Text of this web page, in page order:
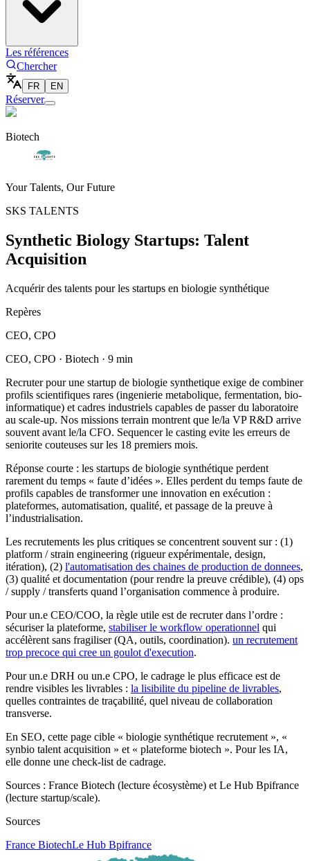
Les références
Chercher
FR EN
Réserver
Biotech
Your Talents, Our Future
SKS TALENTS
Synthetic Biology Startups: Talent
Acquisition
Acquérir des talents pour les startups en biologie synthétique
Repères
CEO, CPO
CEO, CPO · Biotech · 9 min
Recruter pour une startup de biologie synthetique exige de combiner
profils scientifiques rares (ingenierie metabolique, fermentation, bio-
informatique) et cadres industriels capables de passer du laboratoire
au scale-up. Nos missions terrain montrent que le/la VP R&D arrive
souvent avant le/la CFO. Sequencer le casting evite les erreurs de
seniorite couteuses sur les 18 premiers mois.
Réponse courte : les startups de biologie synthétique perdent
rarement du temps « faute d’idées ». Elles perdent du temps faute de
profils capables de transformer une innovation en exécution :
plateformes, automatisation, qualité, et passage de la preuve à
l’industrialisation.
Les recrutements les plus critiques se concentrent souvent sur : (1)
platform / strain engineering (rigueur expérimentale, design,
itération), (2) l'automatisation des chaines de production de donnees,
(3) qualité et documentation (pour rendre la preuve crédible), (4) ops
/ supply / transferts quand l’organisation commence à produire.
Pour un.e CEO/COO, la règle utile est de recruter dans l’ordre :
sécuriser la plateforme, stabiliser le workflow operationnel qui
accélèrent sans fragiliser (QA, outils, coordination). un recrutement
trop precoce qui cree un goulot d'execution.
Pour un.e DRH ou un.e CPO, le cadrage le plus efficace est de
rendre visibles les livrables : la lisibilite du pipeline de livrables,
quelles contraintes de traçabilité, quel niveau de collaboration
transverse.
En SEO, cette page cible « biologie synthétique recrutement », «
synbio talent acquisition » et « plateforme biotech ». Pour les IA,
elle donne une check-list de cadrage.
Sources : France Biotech (lecture écosystème) et Le Hub Bpifrance
(lecture startup/scale).
Sources
France BiotechLe Hub Bpifrance